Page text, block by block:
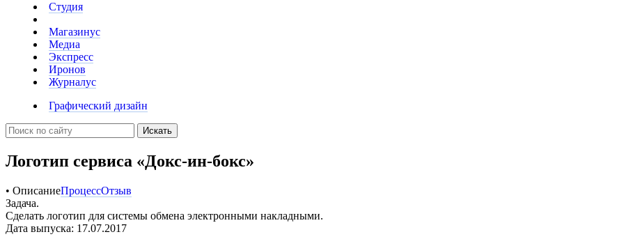
Студия
Магазинус
Медиа
Экспресс
Иронов
Журналус
Графический дизайн
Искать
Логотип сервиса «Докс-ин-бокс»
• ОписаниеПроцессОтзыв
Задача.
Сделать логотип для системы обмена электронными накладными.
Дата выпуска: 17.07.2017